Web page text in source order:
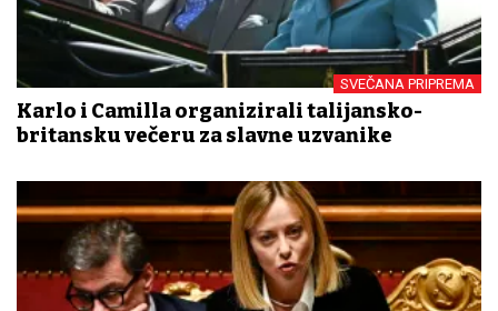
SVEČANA PRIPREMA
Karlo i Camilla organizirali talijansko-
britansku večeru za slavne uzvanike